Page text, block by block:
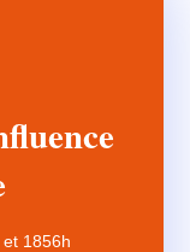
1856h